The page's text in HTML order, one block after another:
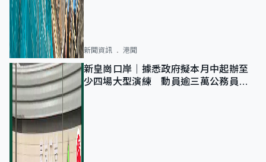
新聞資訊 港聞
新皇崗口岸｜據悉政府擬本月中起辦至
少四場大型演練 動員逾三萬公務員人